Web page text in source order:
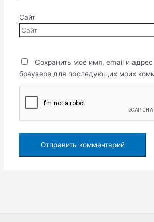
Сайт
Сохранить моё имя, email и адрес
браузере для последующих моих